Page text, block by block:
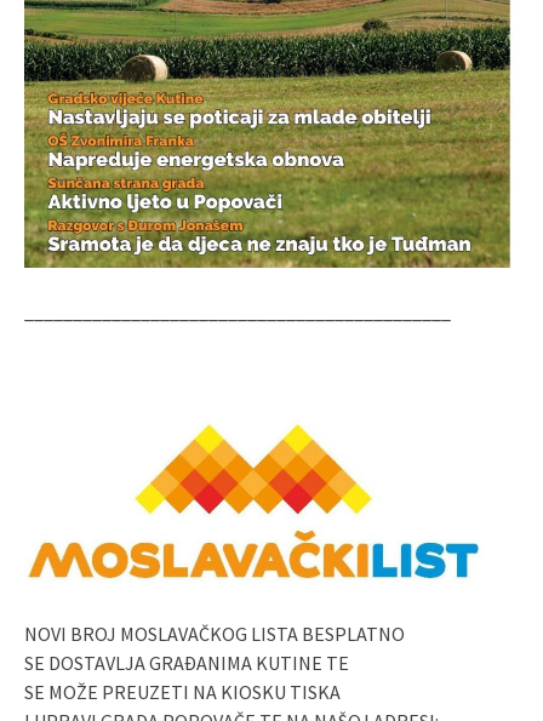
NOVI BROJ MOSLAVAČKOG LISTA BESPLATNO
SE DOSTAVLJA GRAĐANIMA KUTINE TE
SE MOŽE PREUZETI NA KIOSKU TISKA